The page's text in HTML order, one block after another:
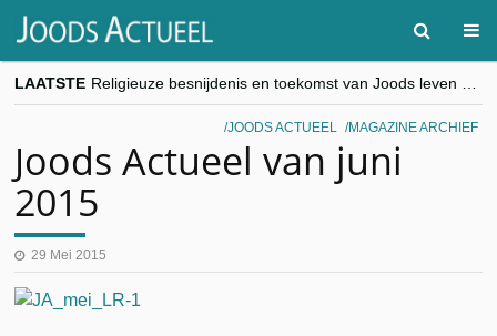
LAATSTE
“Besnijdenisdebat toont hoe moeilijk seculiere Westen minderheden begrijpt”, Jinnih Beels (Vooruit)
CITYTRIP | ROEMENIË – Boekarest: de verrassing van Oost-Europa
JOODS ACTUEEL MAGAZINE ARCHIEF
Joods Actueel van juni
2015
29 Mei 2015